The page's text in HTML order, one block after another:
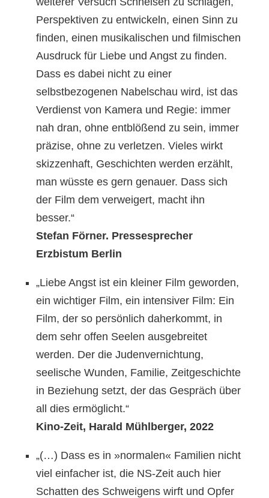
Perspektiven zu entwickeln, einen Sinn zu
finden, einen musikalischen und filmischen
Ausdruck für Liebe und Angst zu finden.
Dass es dabei nicht zu einer
selbstbezogenen Nabelschau wird, ist das
Verdienst von Kamera und Regie: immer
nah dran, ohne entblößend zu sein, immer
präzise, ohne zu verletzen. Vieles wirkt
skizzenhaft, Geschichten werden erzählt,
man wüsste es gern genauer. Dass sich
der Film dem verweigert, macht ihn
besser.“
Stefan Förner. Pressesprecher
Erzbistum Berlin
„Liebe Angst ist ein kleiner Film geworden,
ein wichtiger Film, ein intensiver Film: Ein
Film, der so persönlich daherkommt, in
dem sehr offen Seelen ausgebreitet
werden. Der die Judenvernichtung,
seelische Wunden, Familie, Zeitgeschichte
in Beziehung setzt, der das Gespräch über
all dies ermöglicht.“
Kino-Zeit, Harald Mühlberger, 2022
„(…) Dass es in »normalen« Familien nicht
viel einfacher ist, die NS-Zeit auch hier
Schatten des Schweigens wirft und Opfer